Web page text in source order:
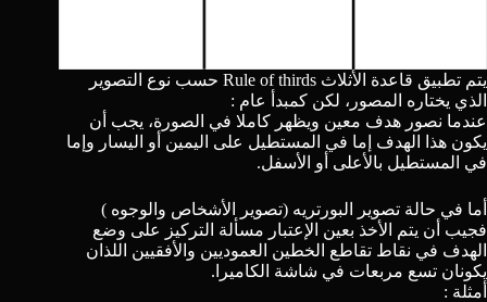
يتم تطبيق قاعدة الأثلاث Rule of thirds حسب نوع التصوير
الذي يختاره المصور، لكن كمبدأ عام :
عندما نصور هدف معين ويظهر كاملا في الصورة، يجب أن
يكون هذا الهدف إما في المستطيل على اليمين أو اليسار وإما
في المستطيل بالأعلى أو الأسفل.
أما في حالة تصوير البورتريه (تصوير الأشخاص والوجوه )
فجيب أن يتم الأخذ بعين الإعتبار مسألة التركيز على وضع
الهدف في نقاط تقاطع الخطين العموديين والأفقيين اللذان
يكونان تسع مربعات في شاشة الكاميرا.
أمثلة :